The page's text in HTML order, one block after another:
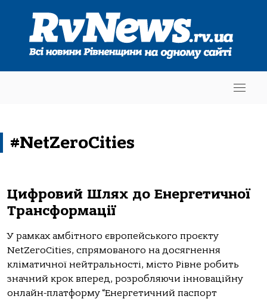
#NetZeroCities
Цифровий Шлях до Енергетичної
Трансформації
У рамках амбітного європейського проєкту
NetZeroCities, спрямованого на досягнення
кліматичної нейтральності, місто Рівне робить
значний крок вперед, розробляючи інноваційну
онлайн-платформу “Енергетичний паспорт